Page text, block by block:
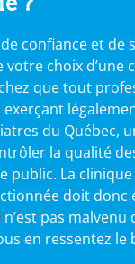
confiance et de
choix d’une
que tout
exerçant
du Québec,
la qualité
public. La
doit donc
pas
en ressentez le